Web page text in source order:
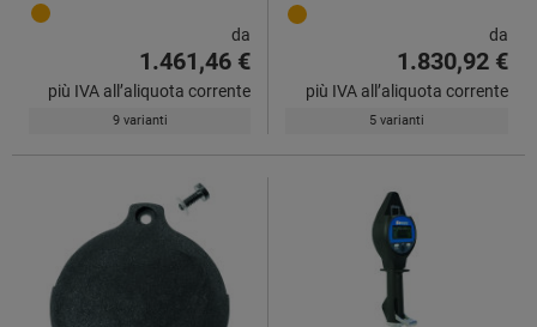
da
1.461,46 €
più IVA all’aliquota corrente
9 varianti
da
1.830,92 €
più IVA all’aliquota corrente
5 varianti